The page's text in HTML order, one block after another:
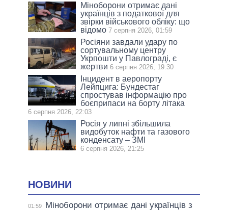
Міноборони отримає дані
українців з податкової для
звірки військового обліку: що
відомо 7 серпня 2026, 01:59
Росіяни завдали удару по
сортувальному центру
Укрпошти у Павлограді, є
жертви 6 серпня 2026, 19:30
Інцидент в аеропорту
Лейпцига: Бундестаг
спростував інформацію про
боєприпаси на борту літака
6 серпня 2026, 22:03
Росія у липні збільшила
видобуток нафти та газового
конденсату – ЗМІ
6 серпня 2026, 21:25
НОВИНИ
01:59
Міноборони отримає дані українців з